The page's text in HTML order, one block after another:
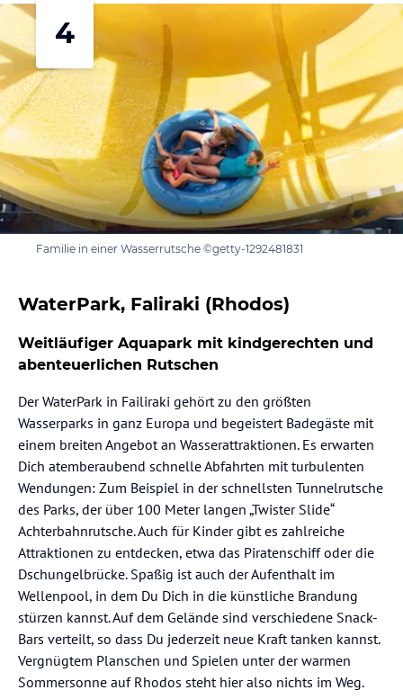
4
Familie in einer Wasserrutsche ©getty-1292481831
WaterPark, Faliraki (Rhodos)
Weitläufiger Aquapark mit kindgerechten und
abenteuerlichen Rutschen
Der WaterPark in Failiraki gehört zu den größten
Wasserparks in ganz Europa und begeistert Badegäste mit
einem breiten Angebot an Wasserattraktionen. Es erwarten
Dich atemberaubend schnelle Abfahrten mit turbulenten
Wendungen: Zum Beispiel in der schnellsten Tunnelrutsche
des Parks, der über 100 Meter langen „Twister Slide“
Achterbahnrutsche. Auch für Kinder gibt es zahlreiche
Attraktionen zu entdecken, etwa das Piratenschiff oder die
Dschungelbrücke. Spaßig ist auch der Aufenthalt im
Wellenpool, in dem Du Dich in die künstliche Brandung
stürzen kannst. Auf dem Gelände sind verschiedene Snack-
Bars verteilt, so dass Du jederzeit neue Kraft tanken kannst.
Vergnügtem Planschen und Spielen unter der warmen
Sommersonne auf Rhodos steht hier also nichts im Weg.